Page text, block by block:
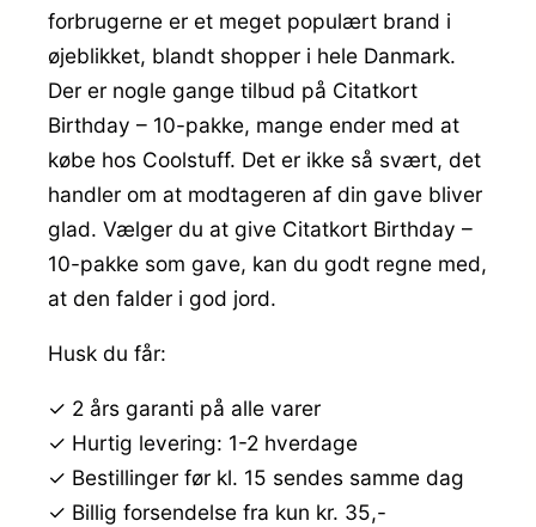
forbrugerne er et meget populært brand i
øjeblikket, blandt shopper i hele Danmark.
Der er nogle gange tilbud på Citatkort
Birthday – 10-pakke, mange ender med at
købe hos Coolstuff. Det er ikke så svært, det
handler om at modtageren af din gave bliver
glad. Vælger du at give Citatkort Birthday –
10-pakke som gave, kan du godt regne med,
at den falder i god jord.
Husk du får:
✓ 2 års garanti på alle varer
✓ Hurtig levering: 1-2 hverdage
✓ Bestillinger før kl. 15 sendes samme dag
✓ Billig forsendelse fra kun kr. 35,-